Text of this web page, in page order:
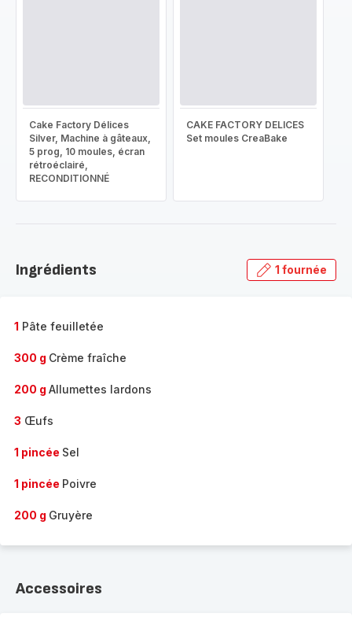
Cake Factory Délices
Silver, Machine à gâteaux,
5 prog, 10 moules, écran
rétroéclairé,
RECONDITIONNÉ
CAKE FACTORY DELICES
Set moules CreaBake
Ingrédients 1 fournée
1 Pâte feuilletée
300 g Crème fraîche
200 g Allumettes lardons
3 Œufs
1 pincée Sel
1 pincée Poivre
200 g Gruyère
Accessoires